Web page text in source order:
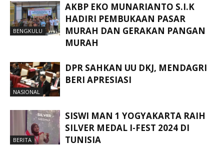
BENGKULU
AKBP EKO MUNARIANTO S.I.K
HADIRI PEMBUKAAN PASAR
MURAH DAN GERAKAN PANGAN
MURAH
NASIONAL
DPR SAHKAN UU DKJ, MENDAGRI
BERI APRESIASI
BERITA
SISWI MAN 1 YOGYAKARTA RAIH
SILVER MEDAL I-FEST 2024 DI
TUNISIA